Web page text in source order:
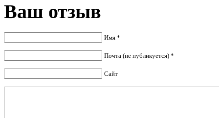
Ваш отзыв
Имя *
Почта (не публикуется) *
Сайт